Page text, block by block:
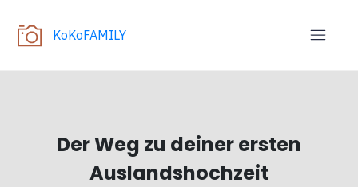
KoKoFAMILY
Der Weg zu deiner ersten
Auslandshochzeit